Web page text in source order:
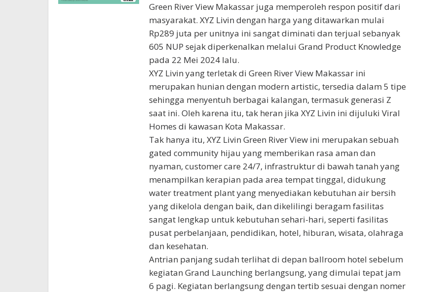
Green River View Makassar juga memperoleh respon positif dari
masyarakat. XYZ Livin dengan harga yang ditawarkan mulai
Rp289 juta per unitnya ini sangat diminati dan terjual sebanyak
605 NUP sejak diperkenalkan melalui Grand Product Knowledge
pada 22 Mei 2024 lalu.
XYZ Livin yang terletak di Green River View Makassar ini
merupakan hunian dengan modern artistic, tersedia dalam 5 tipe
sehingga menyentuh berbagai kalangan, termasuk generasi Z
saat ini. Oleh karena itu, tak heran jika XYZ Livin ini dijuluki Viral
Homes di kawasan Kota Makassar.
Tak hanya itu, XYZ Livin Green River View ini merupakan sebuah
gated community hijau yang memberikan rasa aman dan
nyaman, customer care 24/7, infrastruktur di bawah tanah yang
menampilkan kerapian pada area tempat tinggal, didukung
water treatment plant yang menyediakan kebutuhan air bersih
yang dikelola dengan baik, dan dikelilingi beragam fasilitas
sangat lengkap untuk kebutuhan sehari-hari, seperti fasilitas
pusat perbelanjaan, pendidikan, hotel, hiburan, wisata, olahraga
dan kesehatan.
Antrian panjang sudah terlihat di depan ballroom hotel sebelum
kegiatan Grand Launching berlangsung, yang dimulai tepat jam
6 pagi. Kegiatan berlangsung dengan tertib sesuai dengan nomer